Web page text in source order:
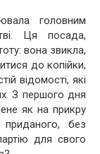
головним
Ця посада,
вона звикла,
до копійки,
відомості, які
З першого дня
як на прикру
без
для свого